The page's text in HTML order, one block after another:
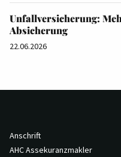
Unfallversicherung:
Absicherung
22.06.2026
Anschrift
AHC Assekuranzmakler